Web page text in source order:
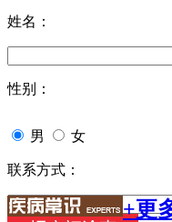
姓名：
性别：
男 女
联系方式：
+更